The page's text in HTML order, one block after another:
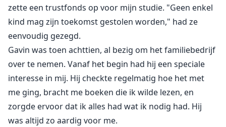
zette een trustfonds op voor mijn studie. "Geen enkel
kind mag zijn toekomst gestolen worden," had ze
eenvoudig gezegd.
Gavin was toen achttien, al bezig om het familiebedrijf
over te nemen. Vanaf het begin had hij een speciale
interesse in mij. Hij checkte regelmatig hoe het met
me ging, bracht me boeken die ik wilde lezen, en
zorgde ervoor dat ik alles had wat ik nodig had. Hij
was altijd zo aardig voor me.